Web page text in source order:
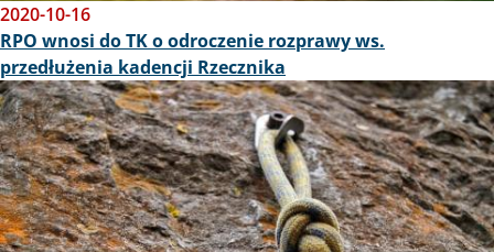
2020-10-16
RPO wnosi do TK o odroczenie rozprawy ws.
przedłużenia kadencji Rzecznika
Obraz